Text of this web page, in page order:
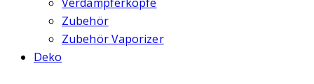
Zubehör
Zubehör Vaporizer
Deko